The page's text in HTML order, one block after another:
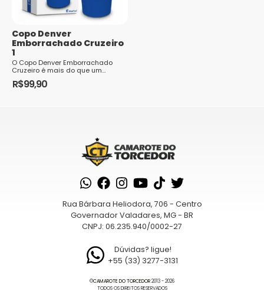
Copo Denver
Emborrachado Cruzeiro
1
O Copo Denver Emborrachado
Cruzeiro é mais do que um
simples recipiente; é um tributo à
paixão e...
R$99,90
Rua Bárbara Heliodora, 706 - Centro
Governador Valadares, MG - BR
CNPJ: 06.235.940/0002-27
Dúvidas? ligue!
+55 (33) 3277-3131
©CAMAROTE DO TORCEDOR2013 - 2026
TODOS OS DIREITOS RESERVADOS